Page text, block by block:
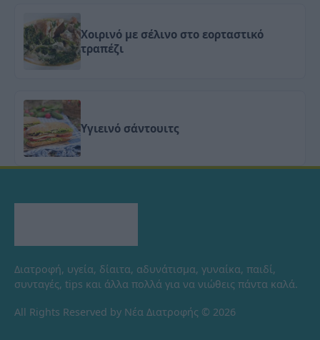
Χοιρινό με σέλινο στο εορταστικό
τραπέζι
Υγιεινό σάντουιτς
Διατροφή, υγεία, δίαιτα, αδυνάτισμα, γυναίκα, παιδί,
συνταγές, tips και άλλα πολλά για να νιώθεις πάντα καλά.
All Rights Reserved by Νέα Διατροφής © 2026